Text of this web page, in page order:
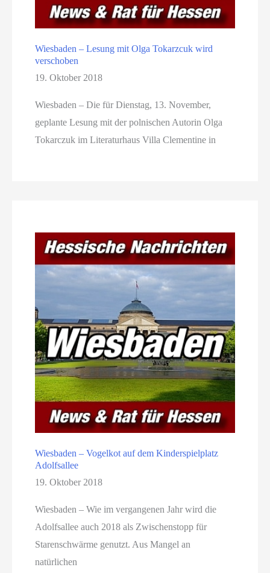
Wiesbaden – Lesung mit Olga Tokarzcuk wird
verschoben
19. Oktober 2018
Wiesbaden – Die für Dienstag, 13. November,
geplante Lesung mit der polnischen Autorin Olga
Tokarczuk im Literaturhaus Villa Clementine in
Wiesbaden – Vogelkot auf dem Kinderspielplatz
Adolfsallee
19. Oktober 2018
Wiesbaden – Wie im vergangenen Jahr wird die
Adolfsallee auch 2018 als Zwischenstopp für
Starenschwärme genutzt. Aus Mangel an
natürlichen